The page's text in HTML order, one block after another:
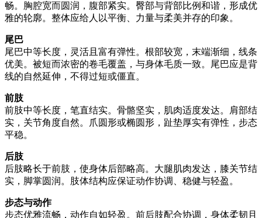
畅。胸腔宽而圆润，腹部紧实。臀部与背部比例和谐，形成优
雅的轮廓。整体应给人以平衡、力量与柔美并存的印象。
尾巴
尾巴中等长度，灵活且富有弹性。根部较宽，末端渐细，线条
优美。被短而浓密的卷毛覆盖，与身体毛质一致。尾巴应是背
线的自然延伸，不得过短或僵直。
前肢
前肢中等长度，笔直结实。骨骼坚实，肌肉适度发达。肩部结
实，关节角度自然。爪圆形或椭圆形，趾垫厚实有弹性，步态
平稳。
后肢
后肢略长于前肢，使身体后部略高。大腿肌肉发达，膝关节结
实，脚掌圆润。肢体结构应保证动作协调、稳健与轻盈。
步态与动作
步态优雅流畅，动作自如轻盈。前后肢配合协调，身体柔韧且